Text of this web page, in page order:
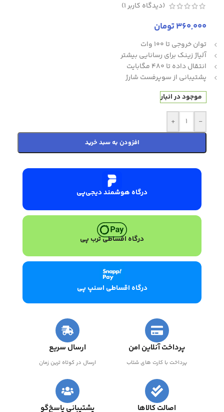
(دیدگاه کاربر1
)
360,000تومان
توان خروجی تا 100 وات
آلیاژ زینک برای رسانایی بیشتر
انتقال داده تا 480 مگابایت
پشتیبانی از سوپرفست شارژ
موجود در انبار
-
+
افزودن به سبد خرید
درگاه هوشمند دیجی‌پی
درگاه اقساطی ترب پی
درگاه اقساطی اسنپ پی
پرداخت آنلاین امن
پرداخت با کارت های شتاب
ارسال سریع
ارسال در کوتاه ترین زمان
اصالت کالاها پشتیبانی پاسخ‌گو